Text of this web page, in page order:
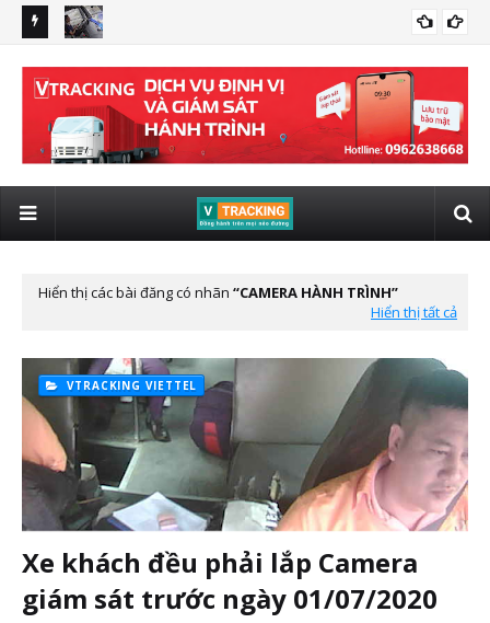
hình ảnh từ 01/01/2025
LẮP ĐỊNH VỊ VIETTEL CHO XE ĐẦU KÉO
Hiển thị các bài đăng có nhãn
CAMERA HÀNH TRÌNH
Hiển thị tất cả
VTRACKING VIETTEL
Xe khách đều phải lắp Camera
giám sát trước ngày 01/07/2020